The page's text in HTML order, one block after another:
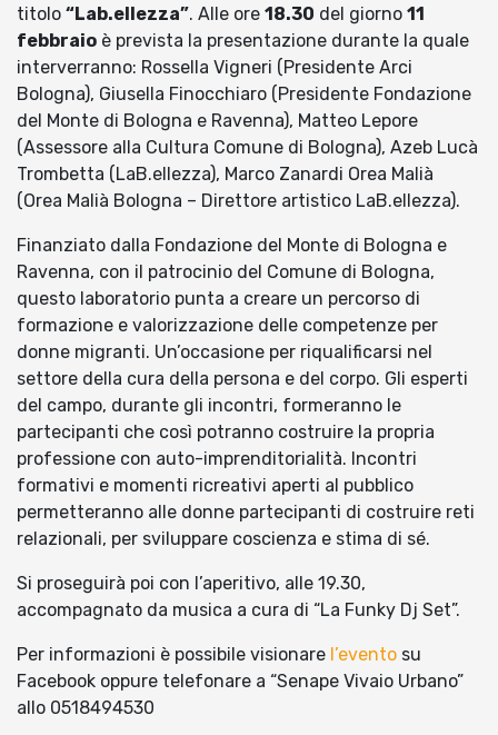
titolo “Lab.ellezza”. Alle ore 18.30 del giorno 11
febbraio è prevista la presentazione durante la quale
interverranno: Rossella Vigneri (Presidente Arci
Bologna), Giusella Finocchiaro (Presidente Fondazione
del Monte di Bologna e Ravenna), Matteo Lepore
(Assessore alla Cultura Comune di Bologna), Azeb Lucà
Trombetta (LaB.ellezza), Marco Zanardi Orea Malià
(Orea Malià Bologna – Direttore artistico LaB.ellezza).
Finanziato dalla Fondazione del Monte di Bologna e
Ravenna, con il patrocinio del Comune di Bologna,
questo laboratorio punta a creare un percorso di
formazione e valorizzazione delle competenze per
donne migranti. Un’occasione per riqualificarsi nel
settore della cura della persona e del corpo. Gli esperti
del campo, durante gli incontri, formeranno le
partecipanti che così potranno costruire la propria
professione con auto-imprenditorialità. Incontri
formativi e momenti ricreativi aperti al pubblico
permetteranno alle donne partecipanti di costruire reti
relazionali, per sviluppare coscienza e stima di sé.
Si proseguirà poi con l’aperitivo, alle 19.30,
accompagnato da musica a cura di “La Funky Dj Set”.
Per informazioni è possibile visionare l’evento su
Facebook oppure telefonare a “Senape Vivaio Urbano”
allo 0518494530